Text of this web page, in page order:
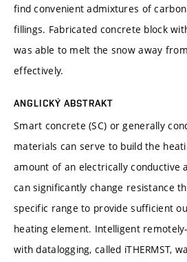
find convenient admixtures of
fillings. Fabricated concrete block
was able to melt the snow away
effectively.
ANGLICKÝ ABSTRAKT
Smart concrete (SC) or generally
materials can serve to build the
amount of an electrically conductive
can significantly change resistance
specific range to provide sufficient
heating element. Intelligent
with datalogging, called iTHERMST,